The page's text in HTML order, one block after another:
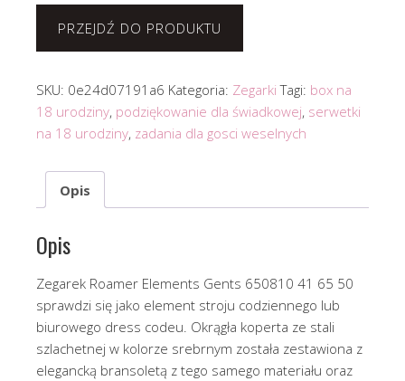
PRZEJDŹ DO PRODUKTU
SKU: 0e24d07191a6 Kategoria: Zegarki Tagi: box na
18 urodziny, podziękowanie dla świadkowej, serwetki
na 18 urodziny, zadania dla gosci weselnych
Opis
Opis
Zegarek Roamer Elements Gents 650810 41 65 50
sprawdzi się jako element stroju codziennego lub
biurowego dress codeu. Okrągła koperta ze stali
szlachetnej w kolorze srebrnym została zestawiona z
elegancką bransoletą z tego samego materiału oraz